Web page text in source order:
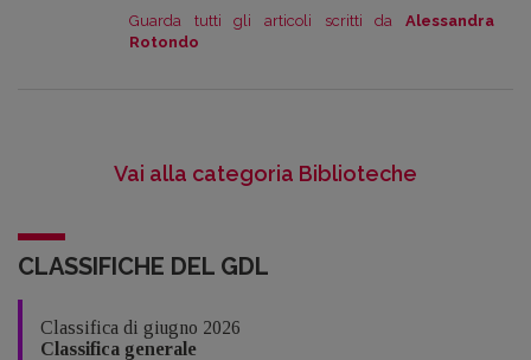
Guarda tutti gli articoli scritti da Alessandra
Rotondo
Vai alla categoria Biblioteche
CLASSIFICHE DEL GDL
Classifica di giugno 2026
Classifica generale